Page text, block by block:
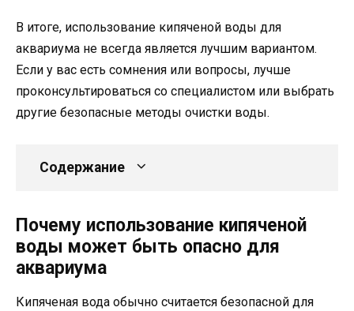
В итоге, использование кипяченой воды для
аквариума не всегда является лучшим вариантом.
Если у вас есть сомнения или вопросы, лучше
проконсультироваться со специалистом или выбрать
другие безопасные методы очистки воды.
Содержание
Почему использование кипяченой
воды может быть опасно для
аквариума
Кипяченая вода обычно считается безопасной для